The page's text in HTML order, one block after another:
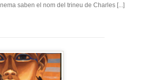
saben el nom del trineu de Charles [...]